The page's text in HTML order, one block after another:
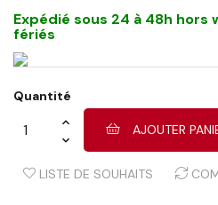
Expédié sous 24 à 48h
fériés
Quantité
AJOUTER
LISTE DE SOUHAITS